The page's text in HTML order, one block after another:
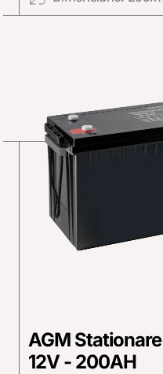
AGM Stationare
12V - 200AH